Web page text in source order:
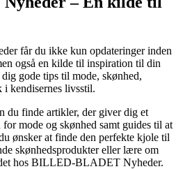
får du ikke kun opdateringer inden
også en kilde til inspiration til din
gode tips til mode, skønhed,
kendisernes livsstil.
finde artikler, der giver dig et
mode og skønhed samt guides til at
ønsker at finde den perfekte kjole til
skønhedsprodukter eller lære om
hos BILLED-BLADET Nyheder.